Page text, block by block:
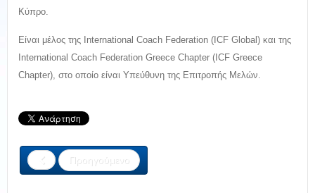
Κύπρο.
Είναι μέλος της International Coach Federation (ICF Global) και της
International Coach Federation Greece Chapter (ICF Greece
Chapter), στο οποίο είναι Υπεύθυνη της Επιτροπής Μελών.
Προηγούμενο